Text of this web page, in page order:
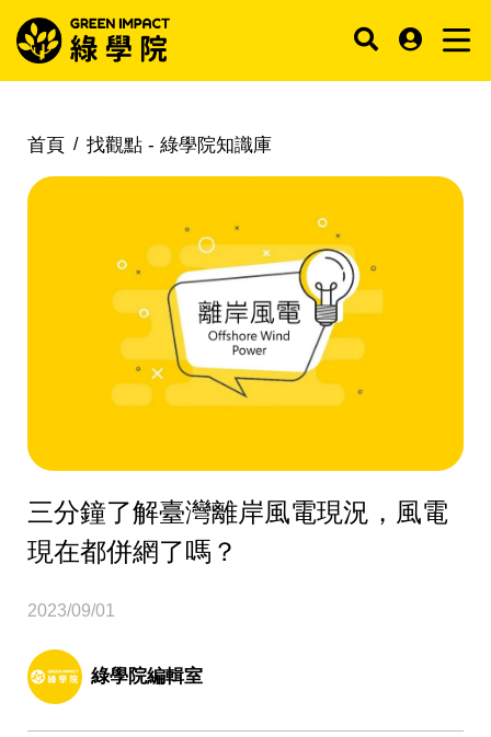
首頁 找觀點 - 綠學院知識庫
三分鐘了解臺灣離岸風電現況，風電
現在都併網了嗎？
2023/09/01
綠學院編輯室